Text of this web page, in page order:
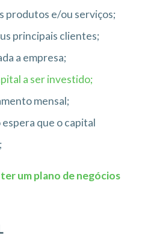
produtos e/ou serviços;
principais clientes;
a empresa;
a ser investido;
mensal;
que o capital
um plano de negócios